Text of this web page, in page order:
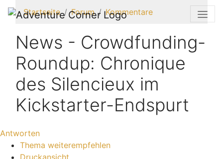
Startseite Forum Kommentare
News - Crowdfunding-
Roundup: Chronique
des Silencieux im
Kickstarter-Endspurt
Antworten
Thema weiterempfehlen
Druckansicht